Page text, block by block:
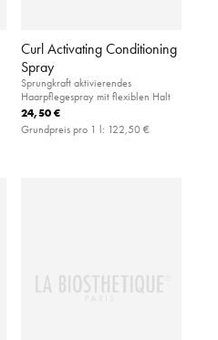
Curl Activating Conditioning
Spray
Sprungkraft aktivierendes
Haarpflegespray mit flexiblen Halt
24,50 €
Grundpreis pro 1 l: 122,50 €